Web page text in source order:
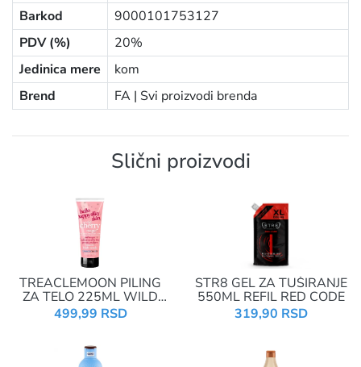
Barkod
9000101753127
PDV (%)
20%
Jedinica mere
kom
Brend
FA | Svi proizvodi brenda
Slični proizvodi
TREACLEMOON PILING
ZA TELO 225ML WILD
CHERRY
499,99 RSD
STR8 GEL ZA TUŠIRANJE
550ML REFIL RED CODE
319,90 RSD